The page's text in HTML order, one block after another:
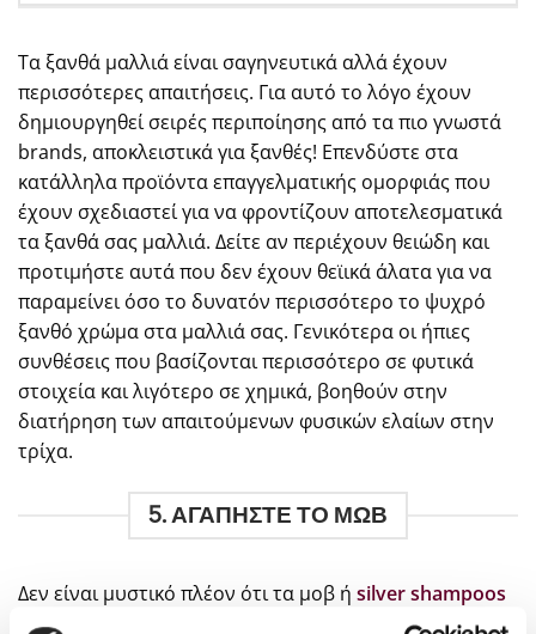
Τα ξανθά μαλλιά είναι σαγηνευτικά αλλά έχουν
περισσότερες απαιτήσεις. Για αυτό το λόγο έχουν
δημιουργηθεί σειρές περιποίησης από τα πιο γνωστά
brands, αποκλειστικά για ξανθές! Επενδύστε στα
κατάλληλα προϊόντα επαγγελματικής ομορφιάς που
έχουν σχεδιαστεί για να φροντίζουν αποτελεσματικά
τα ξανθά σας μαλλιά. Δείτε αν περιέχουν θειώδη και
προτιμήστε αυτά που δεν έχουν θεϊικά άλατα για να
παραμείνει όσο το δυνατόν περισσότερο το ψυχρό
ξανθό χρώμα στα μαλλιά σας. Γενικότερα οι ήπιες
συνθέσεις που βασίζονται περισσότερο σε φυτικά
στοιχεία και λιγότερο σε χημικά, βοηθούν στην
διατήρηση των απαιτούμενων φυσικών ελαίων στην
τρίχα.
5. ΑΓΑΠΗΣΤΕ ΤΟ ΜΩΒ
Δεν είναι μυστικό πλέον ότι τα μοβ ή silver shampoos
είναι σύμμαχος του ξανθού. Έχουν την ιδιότητα να